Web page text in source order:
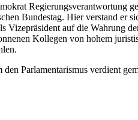
Bundestag. Hier verstand
Vizepräsident auf die Wahrung
Kollegen von hohem
Parlamentarismus verdient